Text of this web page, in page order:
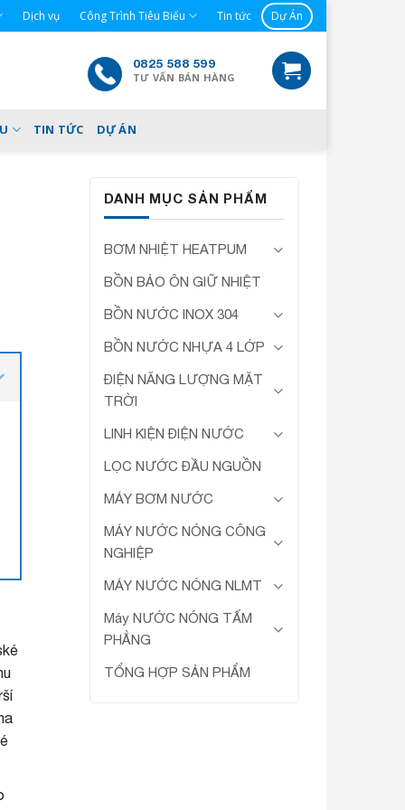
Dịch vụ Công Trình Tiêu Biểu Tin tức Dự Án
0825 588 599
TƯ VẤN BÁN HÀNG
TIN TỨC DỰ ÁN
DANH MỤC SẢN PHẨM
BƠM NHIỆT HEATPUM
BỒN BẢO ÔN GIỮ NHIỆT
BỒN NƯỚC INOX 304
BỒN NƯỚC NHỰA 4 LỚP
ĐIỆN NĂNG LƯỢNG MẶT
TRỜI
LINH KIỆN ĐIỆN NƯỚC
LỌC NƯỚC ĐẦU NGUỒN
MÁY BƠM NƯỚC
MÁY NƯỚC NÓNG CÔNG
NGHIỆP
MÁY NƯỚC NÓNG NLMT
Máy NƯỚC NÓNG TẤM
PHẲNG
TỔNG HỢP SẢN PHẨM